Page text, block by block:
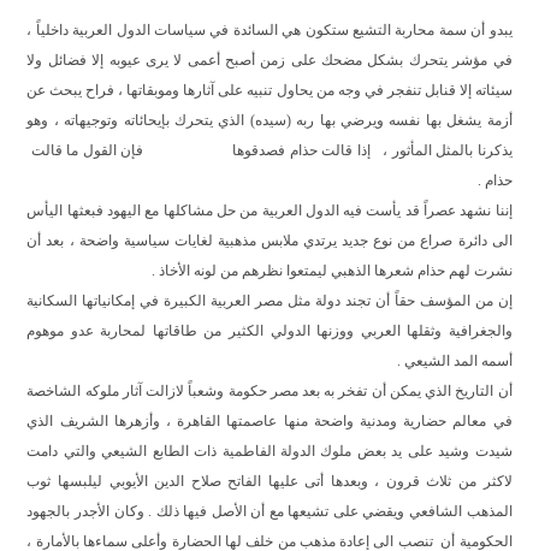
يبدو أن سمة محاربة التشيع ستكون هي السائدة في سياسات الدول العربية داخلياً ،
في مؤشر يتحرك بشكل مضحك على زمن أصبح أعمى لا يرى عيوبه إلا فضائل ولا
سيئاته إلا قنابل تنفجر في وجه من يحاول تنبيه على آثارها وموبقاتها ، فراح يبحث عن
أزمة يشغل بها نفسه ويرضي بها ربه (سيده) الذي يتحرك بإيحائاته وتوجيهاته ، وهو
يذكرنا بالمثل المأثور ،
إذا قالت حذام فصدقوها
فإن القول ما قالت
حذام .
إننا نشهد عصراً قد يأست فيه الدول العربية من حل مشاكلها مع اليهود فبعثها اليأس
الى دائرة صراع من نوع جديد يرتدي ملابس مذهبية لغايات سياسية واضحة ، بعد أن
نشرت لهم حذام شعرها الذهبي ليمتعوا نظرهم من لونه الأخاذ .
إن من المؤسف حقاً أن تجند دولة مثل مصر العربية الكبيرة في إمكانياتها السكانية
والجغرافية وثقلها العربي ووزنها الدولي الكثير من طاقاتها لمحاربة عدو موهوم
أسمه المد الشيعي .
أن التاريخ الذي يمكن أن تفخر به بعد مصر حكومة وشعباً لازالت آثار ملوكه الشاخصة
في معالم حضارية ومدنية واضحة منها عاصمتها القاهرة ، وأزهرها الشريف الذي
شيدت وشيد على يد بعض ملوك الدولة الفاطمية ذات الطابع الشيعي والتي دامت
لاكثر من ثلاث قرون ، وبعدها أتى عليها الفاتح صلاح الدين الأيوبي ليلبسها ثوب
المذهب الشافعي ويقضي على تشيعها مع أن الأصل فيها ذلك . وكان الأجدر بالجهود
الحكومية أن تنصب الى إعادة مذهب من خلف لها الحضارة وأعلى سماءها بالأمارة ،